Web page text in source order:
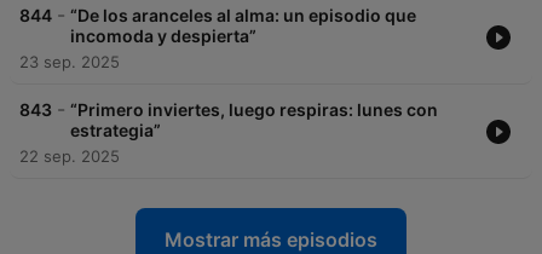
844 - “De los aranceles al alma: un episodio que
incomoda y despierta”
23 sep. 2025
843 - “Primero inviertes, luego respiras: lunes con
estrategia”
22 sep. 2025
Mostrar más episodios